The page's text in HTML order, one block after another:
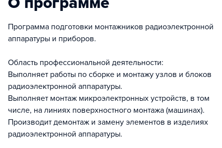
Программа подготовки монтажников радиоэлектронной
аппаратуры и приборов.
Область профессиональной деятельности:
Выполняет работы по сборке и монтажу узлов и блоков
радиоэлектронной аппаратуры.
Выполняет монтаж микроэлектронных устройств, в том
числе, на линиях поверхностного монтажа (машинах).
Производит демонтаж и замену элементов в изделиях
радиоэлектронной аппаратуры.